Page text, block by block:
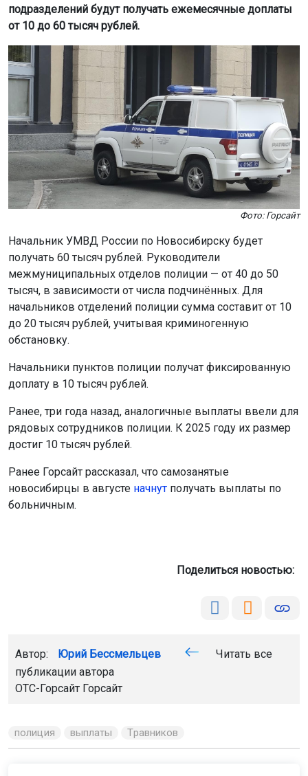
подразделений будут получать ежемесячные доплаты
от 10 до 60 тысяч рублей.
Фото: Горсайт
Начальник УМВД России по Новосибирску будет
получать 60 тысяч рублей. Руководители
межмуниципальных отделов полиции — от 40 до 50
тысяч, в зависимости от числа подчинённых. Для
начальников отделений полиции сумма составит от 10
до 20 тысяч рублей, учитывая криминогенную
обстановку.
Начальники пунктов полиции получат фиксированную
доплату в 10 тысяч рублей.
Ранее, три года назад, аналогичные выплаты ввели для
рядовых сотрудников полиции. К 2025 году их размер
достиг 10 тысяч рублей.
Ранее Горсайт рассказал, что самозанятые
новосибирцы в августе начнут получать выплаты по
больничным.
Поделиться новостью:
Автор: Юрий Бессмельцев
Читать все
публикации автора
ОТС-Горсайт Горсайт
полиция выплаты Травников